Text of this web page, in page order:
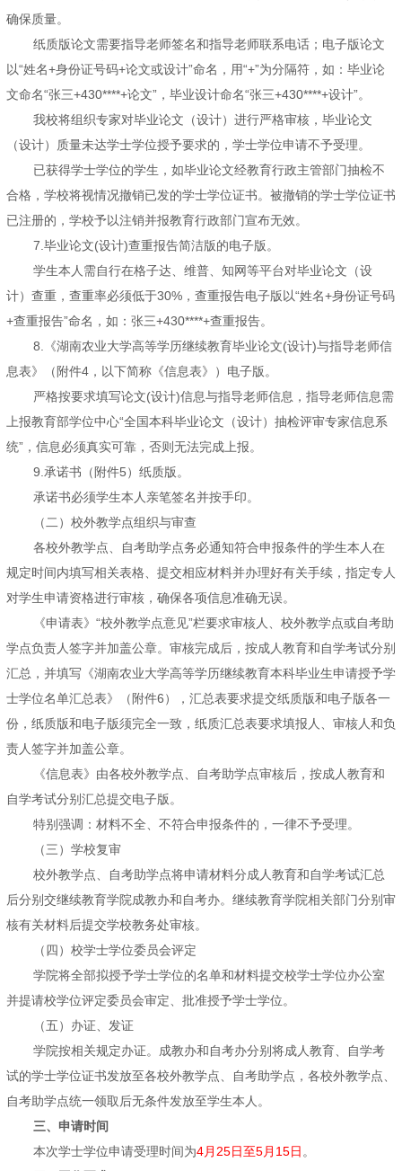
确保质量。
纸质版论文需要指导老师签名和指导老师联系电话；电子版论文
以“姓名+身份证号码+论文或设计”命名，用“+”为分隔符，如：毕业论
文命名“张三+430****+论文”，毕业设计命名“张三+430****+设计”。
我校将组织专家对毕业论文（设计）进行严格审核，毕业论文
（设计）质量未达学士学位授予要求的，学士学位申请不予受理。
已获得学士学位的学生，如毕业论文经教育行政主管部门抽检不
合格，学校将视情况撤销已发的学士学位证书。被撤销的学士学位证书
已注册的，学校予以注销并报教育行政部门宣布无效。
7.毕业论文(设计)查重报告简洁版的电子版。
学生本人需自行在格子达、维普、知网等平台对毕业论文（设
计）查重，查重率必须低于30%，查重报告电子版以“姓名+身份证号码
+查重报告”命名，如：张三+430****+查重报告。
8.《湖南农业大学高等学历继续教育毕业论文(设计)与指导老师信
息表》（附件4，以下简称《信息表》）电子版。
严格按要求填写论文(设计)信息与指导老师信息，指导老师信息需
上报教育部学位中心“全国本科毕业论文（设计）抽检评审专家信息系
统”，信息必须真实可靠，否则无法完成上报。
9.承诺书（附件5）纸质版。
承诺书必须学生本人亲笔签名并按手印。
（二）校外教学点组织与审查
各校外教学点、自考助学点务必通知符合申报条件的学生本人在
规定时间内填写相关表格、提交相应材料并办理好有关手续，指定专人
对学生申请资格进行审核，确保各项信息准确无误。
《申请表》“校外教学点意见”栏要求审核人、校外教学点或自考助
学点负责人签字并加盖公章。审核完成后，按成人教育和自学考试分别
汇总，并填写《湖南农业大学高等学历继续教育本科毕业生申请授予学
士学位名单汇总表》（附件6），汇总表要求提交纸质版和电子版各一
份，纸质版和电子版须完全一致，纸质汇总表要求填报人、审核人和负
责人签字并加盖公章。
《信息表》由各校外教学点、自考助学点审核后，按成人教育和
自学考试分别汇总提交电子版。
特别强调：材料不全、不符合申报条件的，一律不予受理。
（三）学校复审
校外教学点、自考助学点将申请材料分成人教育和自学考试汇总
后分别交继续教育学院成教办和自考办。继续教育学院相关部门分别审
核有关材料后提交学校教务处审核。
（四）校学士学位委员会评定
学院将全部拟授予学士学位的名单和材料提交校学士学位办公室
并提请校学位评定委员会审定、批准授予学士学位。
（五）办证、发证
学院按相关规定办证。成教办和自考办分别将成人教育、自学考
试的学士学位证书发放至各校外教学点、自考助学点，各校外教学点、
自考助学点统一领取后无条件发放至学生本人。
三、申请时间
本次学士学位申请受理时间为4月25日至5月15日。